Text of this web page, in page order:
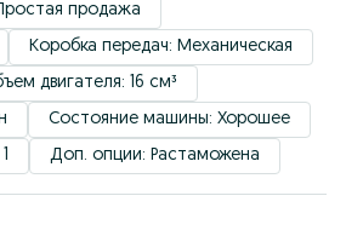
продажа
Коробка передач: Механическая
двигателя: 16 см³
Состояние машины: Хорошее
Доп. опции: Растаможена